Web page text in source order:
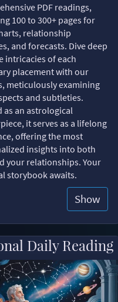
PDF readings,
100 to 300+ pages for
relationship
and forecasts. Dive deep
intricacies of each
placement with our
meticulously examining
and subtleties.
as an astrological
it serves as a lifelong
offering the most
insights into both
your relationships. Your
storybook awaits.
Show
Daily Reading